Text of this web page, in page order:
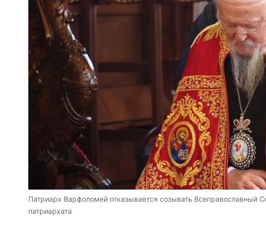
Патриарх Варфоломей отказывается созывать Всеправославный
патриархата